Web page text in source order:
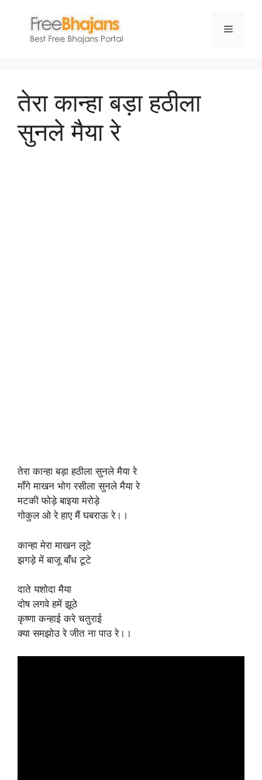
content
Menu
तेरा कान्हा बड़ा हठीला
सुनले मैया रे
तेरा कान्हा बड़ा हठीला सुनले मैया रे
माँगे माखन भोग रसीला सुनले मैया रे
मटकी फोड़े बाइया मरोड़े
गोकुल ओ रे हाए मैं घबराऊ रे।।
कान्हा मेरा माखन लूटे
झगड़े में बाजू बाँध टूटे
दाते यशोदा मैया
दोष लगवे हमें झूठे
कृष्णा कन्हाई करे चतुराई
क्या समझोउ रे जीत ना पाउ रे।।